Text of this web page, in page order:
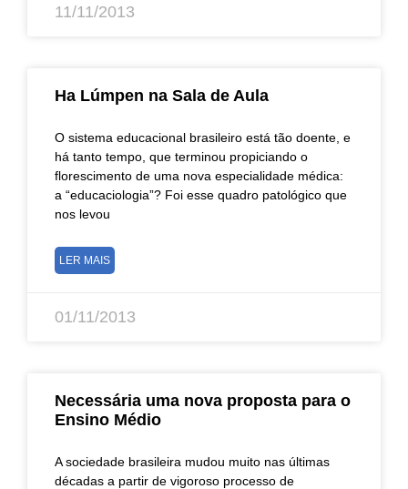
11/11/2013
Ha Lúmpen na Sala de Aula
O sistema educacional brasileiro está tão doente, e
há tanto tempo, que terminou propiciando o
florescimento de uma nova especialidade médica:
a “educaciologia”? Foi esse quadro patológico que
nos levou
LER MAIS
01/11/2013
Necessária uma nova proposta para o
Ensino Médio
A sociedade brasileira mudou muito nas últimas
décadas a partir de vigoroso processo de